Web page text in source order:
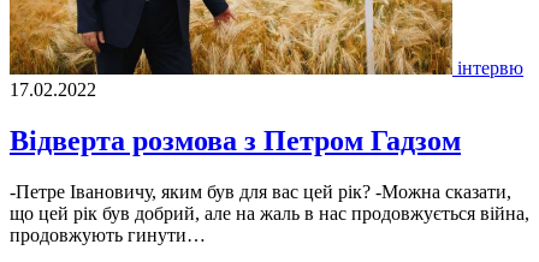
інтервю
17.02.2022
Відверта розмова з Петром Гадзом
-Петре Івановичу, яким був для вас цей рік? -Можна сказати,
що цей рік був добрий, але на жаль в нас продовжується війна,
продовжують гинути…